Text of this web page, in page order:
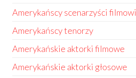
Amerykańscy scenarzyści filmowi
Amerykańscy tenorzy
Amerykańskie aktorki filmowe
Amerykańskie aktorki głosowe